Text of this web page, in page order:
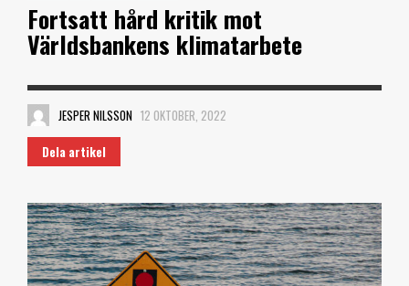
Fortsatt hård kritik mot
Världsbankens klimatarbete
JESPER NILSSON 12 OKTOBER, 2022
Dela artikel